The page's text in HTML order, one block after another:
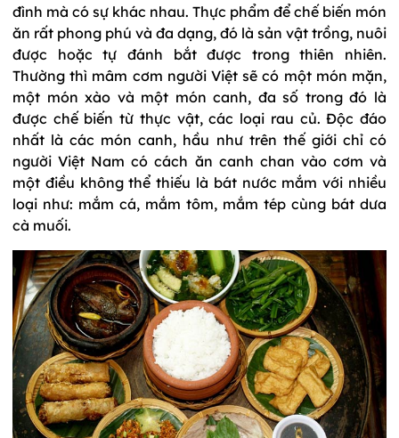
đình mà có sự khác nhau. Thực phẩm để chế biến món
ăn rất phong phú và đa dạng, đó là sản vật trồng, nuôi
được hoặc tự đánh bắt được trong thiên nhiên.
Thường thì mâm cơm người Việt sẽ có một món mặn,
một món xào và một món canh, đa số trong đó là
được chế biến từ thực vật, các loại rau củ. Độc đáo
nhất là các món canh, hầu như trên thế giới chỉ có
người Việt Nam có cách ăn canh chan vào cơm và
một điều không thể thiếu là bát nước mắm với nhiều
loại như: mắm cá, mắm tôm, mắm tép cùng bát dưa
cà muối.